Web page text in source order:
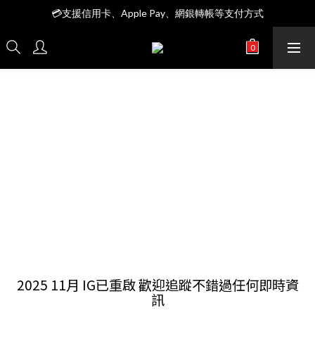
全館＄3999 7-11店到店免運費
💳支援信用卡、Apple Pay、網銀轉帳等支付方式
全館＄3999 7-11店到店免運費
2025 11月 IG已重啟 歡迎追蹤不錯過任何即時資
訊